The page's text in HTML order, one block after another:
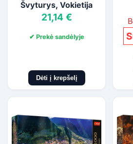
Švyturys, Vokietija
21,14 €
✔ Prekė sandėlyje
Dėti į krepšelį